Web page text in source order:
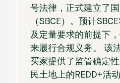
号法律，正式建立了
（SBCE）。预计
及定量要求的前提下
来履行合规义务。 该
买家提供了监管确定
民土地上的REDD+活